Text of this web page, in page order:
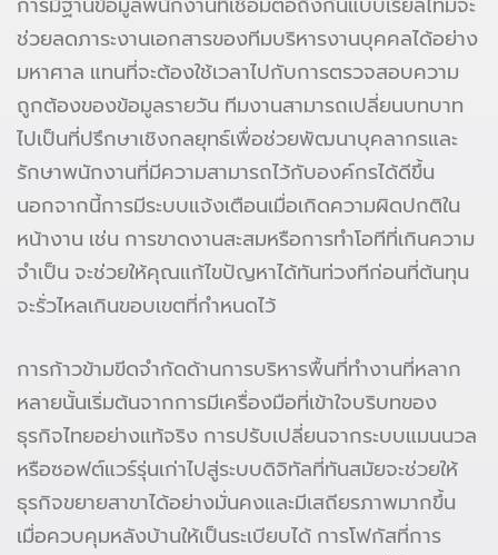
การมีฐานข้อมูลพนักงานที่เชื่อมต่อถึงกันแบบเรียลไทม์จะ
ช่วยลดภาระงานเอกสารของทีมบริหารงานบุคคลได้อย่าง
มหาศาล แทนที่จะต้องใช้เวลาไปกับการตรวจสอบความ
ถูกต้องของข้อมูลรายวัน ทีมงานสามารถเปลี่ยนบทบาท
ไปเป็นที่ปรึกษาเชิงกลยุทธ์เพื่อช่วยพัฒนาบุคลากรและ
รักษาพนักงานที่มีความสามารถไว้กับองค์กรได้ดีขึ้น
นอกจากนี้การมีระบบแจ้งเตือนเมื่อเกิดความผิดปกติใน
หน้างาน เช่น การขาดงานสะสมหรือการทำโอทีที่เกินความ
จำเป็น จะช่วยให้คุณแก้ไขปัญหาได้ทันท่วงทีก่อนที่ต้นทุน
จะรั่วไหลเกินขอบเขตที่กำหนดไว้
การก้าวข้ามขีดจำกัดด้านการบริหารพื้นที่ทำงานที่หลาก
หลายนั้นเริ่มต้นจากการมีเครื่องมือที่เข้าใจบริบทของ
ธุรกิจไทยอย่างแท้จริง การปรับเปลี่ยนจากระบบแมนนวล
หรือซอฟต์แวร์รุ่นเก่าไปสู่ระบบดิจิทัลที่ทันสมัยจะช่วยให้
ธุรกิจขยายสาขาได้อย่างมั่นคงและมีเสถียรภาพมากขึ้น
เมื่อควบคุมหลังบ้านให้เป็นระเบียบได้ การโฟกัสที่การ